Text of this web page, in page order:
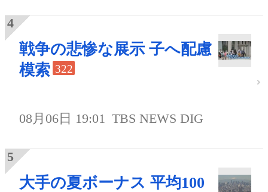
戦争の悲惨な展示 子へ配慮
模索 322
08月06日 19:01 TBS NEWS DIG
大手の夏ボーナス 平均100